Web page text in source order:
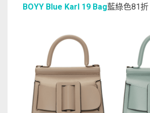
BOYY Blue Karl 19 Bag藍綠色81折